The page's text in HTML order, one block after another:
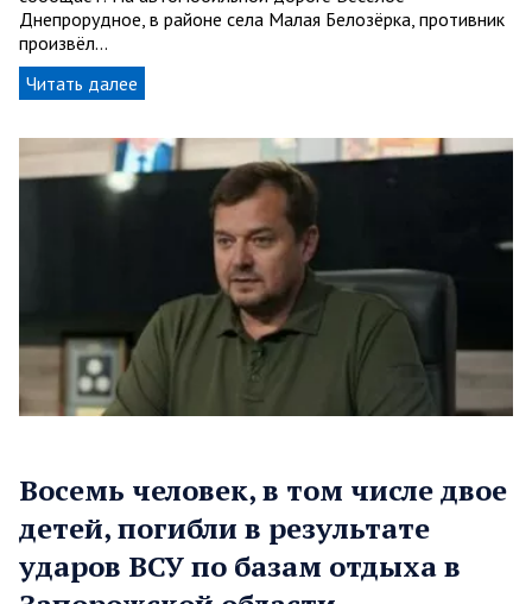
Днепрорудное, в районе села Малая Белозёрка, противник
произвёл…
Читать далее
Восемь человек, в том числе двое
детей, погибли в результате
ударов ВСУ по базам отдыха в